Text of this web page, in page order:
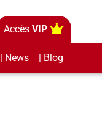
Accès VIP
| News | Blog